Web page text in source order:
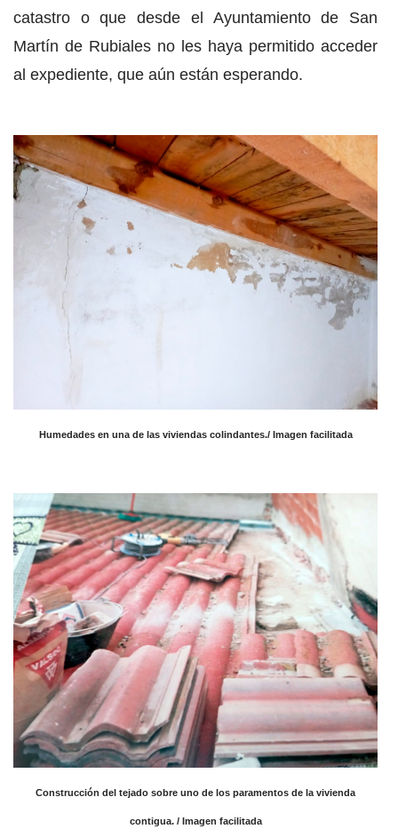
catastro o que desde el Ayuntamiento de San
Martín de Rubiales no les haya permitido acceder
al expediente, que aún están esperando.
Humedades en una de las viviendas colindantes./ Imagen facilitada
Construcción del tejado sobre uno de los paramentos de la vivienda
contigua. / Imagen facilitada